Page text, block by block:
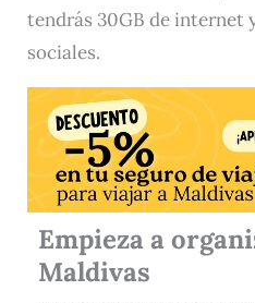
tendrás 30GB de internet
sociales.
Empieza a
Maldivas